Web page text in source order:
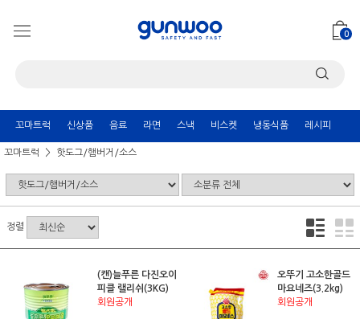
0
꼬마트럭 신상품 음료 라면 스낵 비스켓 냉동식품 레시피
꼬마트럭 핫도그/햄버거/소스
정렬
(캔)늘푸른 다진오이
피클 랠리쉬(3KG)
회원공개
오뚜기 고소한골드
마요네즈(3.2kg)
회원공개